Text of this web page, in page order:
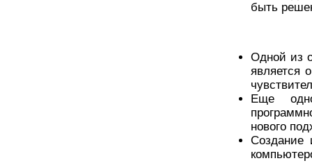
быть
Одной из
является
Еще
нового
Создание